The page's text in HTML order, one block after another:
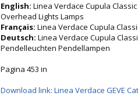
English: Linea Verdace Cupula
Overhead Lights Lamps
Français: Linea Verdace Cupula
Deutsch: Linea Verdace Cupula
Pendelleuchten Pendellampen
Pagina 453 in
Download link: Linea Verdace GEVE